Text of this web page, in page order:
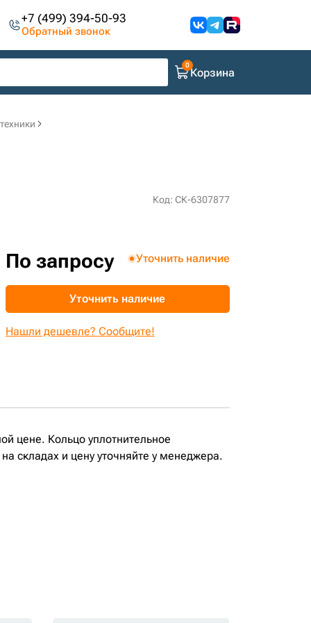
+7 (499) 394-50-93
Обратный звонок
Корзина
Код: СК-6307877
По запросу Уточнить наличие
Уточнить наличие
Нашли дешевле? Сообщите!
цене. Кольцо уплотнительное
складах и цену уточняйте у менеджера.